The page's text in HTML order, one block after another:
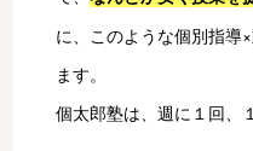
に、このような個別指導
ます。
個太郎塾は、週に１回、